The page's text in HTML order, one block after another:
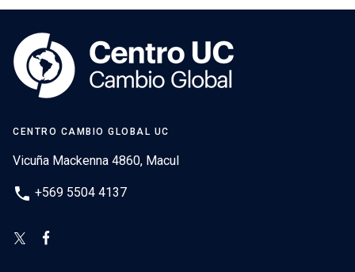
CENTRO CAMBIO GLOBAL UC
Vicuña Mackenna 4860, Macul
phone +569 5504 4137